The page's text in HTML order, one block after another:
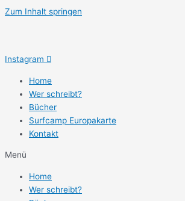
Zum Inhalt springen
Home
Bücher
Surfcamp Europakarte
Kontakt
Menü
Bücher
Surfcamp Europakarte